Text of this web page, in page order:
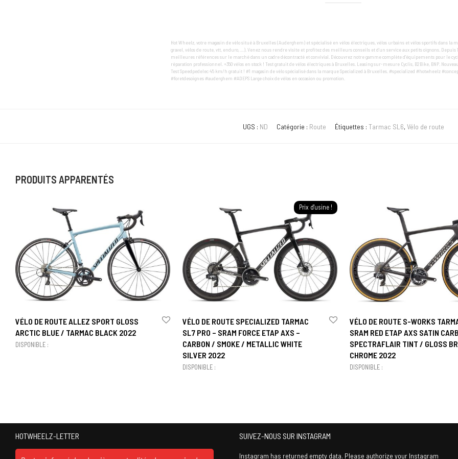
Hot Wheelz, votre magasin de vélo situé à Bruxelles (Auderghem) et spécialisé en vélos électriques, vélos urbains et vélos sportifs dans la
gravel, vélos de route, vtt, enduro, …). Venez nous rendre visite et profitez des meilleurs conseils et d’un service aux petits oignons. Depuis
meilleures références sur le marché dans un cadre décontracté et convivial. Découvrez notre gamme complète d'équipements pour le
réparation professionnel. +350 vélos en stock ! Test gratuit de vélos électriques à Bruxelles. Leasing sur-mesure Cyclis, B2Bike, BNP.
Test Speedpedelec 45 km/h gratuit ! #1 magasin de vélo spécialisé dans la marque Specialized à Bruxelles. #specialized #hotwheelz
#foretdesoignes #auderghem #ADEPS Large choix de vélos en occasion ou promotion.
UGS : ND Catégorie : Route Étiquettes : Tarmac SL6, Vélo de route
PRODUITS APPARENTÉS
VÉLO DE ROUTE ALLEZ SPORT GLOSS
ARCTIC BLUE / TARMAC BLACK 2022
DISPONIBLE :
Prix d'usine !
VÉLO DE ROUTE SPECIALIZED TARMAC
SL7 PRO – SRAM FORCE ETAP AXS –
CARBON / SMOKE / METALLIC WHITE
SILVER 2022
DISPONIBLE :
VÉLO DE ROUTE S-WORKS
SRAM RED ETAP AXS SATIN
SPECTRAFLAIR TINT / GLOSS
CHROME 2022
DISPONIBLE :
HOTWHEELZ-LETTER SUIVEZ-NOUS SUR INSTAGRAM
Instagram has returned empty data. Please authorize your Instagram